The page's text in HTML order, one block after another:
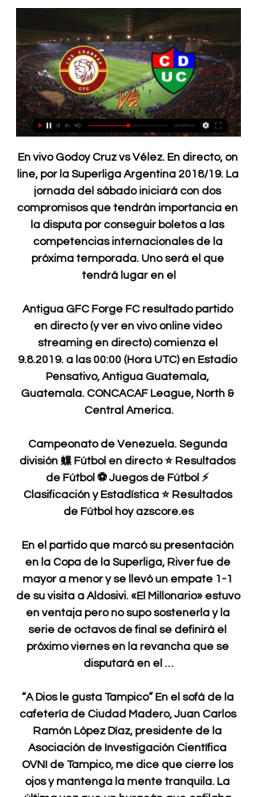
En vivo Godoy Cruz vs Vélez. En directo, on line, por la Superliga Argentina 2018/19. La jornada del sábado iniciará con dos compromisos que tendrán importancia en la disputa por conseguir boletos a las competencias internacionales de la próxima temporada. Uno será el que tendrá lugar en el

Antigua GFC Forge FC resultado partido en directo (y ver en vivo online video streaming en directo) comienza el 9.8.2019. a las 00:00 (Hora UTC) en Estadio Pensativo, Antigua Guatemala, Guatemala. CONCACAF League, North & Central America.

Campeonato de Venezuela. Segunda división 螺 Fútbol en directo ⭐ Resultados de Fútbol ⚽ Juegos de Fútbol ⚡ Clasificación y Estadística ⭐ Resultados de Fútbol hoy azscore.es

En el partido que marcó su presentación en la Copa de la Superliga, River fue de mayor a menor y se llevó un empate 1-1 de su visita a Aldosivi. «El Millonario» estuvo en ventaja pero no supo sostenerla y la serie de octavos de final se definirá el próximo viernes en la revancha que se disputará en el …

“A Dios le gusta Tampico” En el sofá de la cafetería de Ciudad Madero, Juan Carlos Ramón López Díaz, presidente de la Asociación de Investigación Científica OVNI de Tampico, me dice que cierre los ojos y mantenga la mente tranquila. La última vez que un huracán que enfilaba hacia la zona de Tampico se desvió fue en 2013.

Godoy Cruz ganó en Paraguay y Atlético Tucumán perdió en Bolivia El Tomba venció a Libertad por 2 a 1, mientras que los tucumanos cayeron por el mismo resultado ante Wilstermann.

Colombia propuso a Brasil, Bolivia, Ecuador y Perú realizar un proyecto regional de prevención frente a la catástrofe ambiental que se genera en la Amazonía por varios incendios Colombia, Chile y Venezuela ofrecen ayuda a Brasil ante incendios …

Newell's terminó con el sueño de Talleres. Newell´s bajó a Talleres de la lucha por el título. (Foto Club Atlético Newell´s Old Boys). Newell's Old Boys venció 2 a 1 a Talleres, de Córdoba, en un buen partido jugado en el Estadio Coloso Bielsa del Parque Independencia de Rosario,.

Ecuador vs. Argentina EN VIVO 10/10/2017 Eliminatorias Rusia 2018. Selección de fútbol de Argentina. Ecuador. Informe. Explorar más vídeos. Reproduciendo siguiente. 7:55 (Relato Emocionante) Argentina 0 vs Ecuador 2 (La red Ecuador) Eliminatorias Rusia 2018. La Gabyta. 3:56.

El hotel Reserva del Higuerón, patrocinador de los equipos de base de ambas entidades, acogió este viernes el acto de presentación de estos dos clubes hermanos de la Costa del Sol. Las chicas del Fuengirola El Coto y los chicos del Club Balonmano Mijas, han ido apareciendo en escena hasta completar una gran fotografía de […]

Unión Comercio - Chankas CYC Chankas CYC - Unión Comercio | 29/01/2024 | Liga 1 Betsson | Perú | Fútbol | ⭐ Mejores Cuotas de Apuestas ⚡ Resultados en vivo ✔️ Estadísticas ...

Father's Day Luncheon Pictures hace 12 horas — (DEPORTE!))) En Vivo Chankas CYC Unión Comercio vea el minuto a minuto ((hoy#)) En directo Alianza Universidad - Chankas CYC en 29 enero ...

Con respecto al encuentro clave del próximo lunes contra Belgrano en Córdoba, Galmarini combinó cautela con confianza: "Será un partido duro y complicado. Es un rival al que es complicado agarrarlo mal parado. Pero debemos preocuparnos por nosotros y mantener esta …

Este jueves se disputarán dos compromisos en Atyrá, correspondientes a los dieciseisavos de final de la Copa Paraguay. La jornada arrancará poco después del mediodía.

Pronóstico Los Chankas CYC Unión Comercio - Liga 1 hace 2 días — Pronóstico Los Chankas CYC VS Unión Comercio del 29/01/24. Predicionnes y estadísticas del partido de Liga 1 Perú de nuestros expertos en ...

Partidos Femeninos: apuestas y momios en vivo en Caliente.mx. Deportes En Vivo + Streaming Casino Casino En Vivo Slots Bingo CONTACT. Contáctenos. Caliente está ahí las 24 horas del día, todos los días del año para ayudarte. Si tienes. Dynamo Puerto FC vs UCV FC

El Real Zaragoza cumple 86 años de historia y queremos celebrarlo con todos los zaragocistas. Juega al #DesafíoRZ con QUESTIUM y gana camisetas, balones y bufandas firmadas por los jugadores del Real Zaragoza…

Crucero del Norte venció por 1 a 0 a Unión en Sunchales con gol de Francisco De Souza (44' PT); en Villa Ramallo, Douglas Haig hizo lo propio ante Defensores de Belgrano. Lionel Monzón (26' PT), en contra, se encargó de otorgarle el triunfo al equipo visitante.

Club Deportivo Los Chankas - CYC ¡NACIÓN CHANKA! 'Guerreros', ya salieron a la venta las entradas para nuestra primera fecha frente a Unión Comercio 🎟️ ¡Cómprenlas ahora por PassLine! 🏟️

Vinícius and Rodrygo signed up in Real Madrid Castilla squad Aprovechando que Takefusa Kubo tiene 18 años fue inscrito con el Juvenil A para poder estar disponible tanto para el Castilla de Raúl , como para el plantel de Zinedine Zidane , aún con demasiados pasajeros teniendo en …

Venezuela: Maduro anuncia regreso del oficialismo a Congreso.. Costa de Marfil avanzó también en la jornada, al golear 4-1 a Namibia, y aseguró el segundo lugar del Grupo D, detrás de Marruecos. Los marfileños se hicieron del boleto a la siguiente etapa al conseguir este triunfo en la última fecha.

★ Clinica Privada Velez Sarsfield ★ del valle iberlucea 2931, Lanús, Provincia de Buenos Aires, 1142411417 ★ Centros Medicos, Doctores Volver inicio de Página Redes y Localidades ACLINOR: T.E. 03525-422570 / 420113. Jesús María, Colonia Caroya,Villa del.

Un racimo de seis carreras en el quinto acto, permitió que los Bravos de León se llevaran el triunfo por pizarra de 10-7 sobre los Pericos de Puebla, destacando el bateo de Donald Lutz y Miguel Torrero al fabricar cuatro carreras de manera combinada, con esto la serie está empatada a un juego por bando.

Mingo Makes It Potte Group hace 12 horas — Chankas. Union Comercio. 106 días. Comerciantes FC. No se encontraron coincidencias. Información. Sobre el partido hoy Siria - Australia ...

Con un nivel de acuerdo que llega hoy al 75% de los grupos de negociación en los Consejos de Salarios, el gobierno presentará a mediados de mes una evaluación final y definirá en qué sectores votará para destrabar las tratativas porque entiende que ha sido suficiente el tiempo de discusión, adelantó a El País el ministro de Trabajo y.

En el arranque de la jornada 36, Riestra logrará el ascenso a la B Nacional si este viernes cosecha los tres puntos frente a Defensores Unidos. Si empata o pierde, deberá esperar hasta el lunes, pues pasará a depender del resultado de Acassuso (será local de Almirante Brown) para coronarse en esta fecha.

PSV Eindhoven 3, Heracles Almelo 1. Donyell Malen (PSV Eindhoven) remate con la derecha desde el centro del área por bajo, junto al palo izquierdo. Asistencia de Luuk de Jong. 89' Cambio en PSV Eindhoven, entra al campo Trent Sainsbury sustituyendo a Daniel Schwaab..

Colo Colo aprovecha el empate de Santiago Morning y queda como exclusivo puntero del fútbol femenino Las albas golearon como visitante a Deportes Temuco, mientras las …

Una primera experiencia exitosa le bastó a las Chivas de Guadalajara para encontrar un aliado en España y por segundo año consecutivo, canteranos rojiblancos llegaron a Europa para seguir su proceso de desarrollo y reforzar al Club Deportivo Tudelano, perteneciente a la Segunda División B de España.

Se entiende por quinta categoría del fútbol argentino a la que ocupa ese nivel en la escala de las divisiones que participan de las competiciones oficiales organizadas por …

Los Chankas vs. Unión Comercio EN VIVO hace 16 horas — Los Chankas vs. Unión Comercio EN VIVO: sigue la transmisión minuto a minuto del partido por la fecha 1 del Torneo Apertura de la Liga1.

El conjunto auriazul del Sportivo Luqueño se impuso a Libertad en su propio estadio 1-2 y conserva el liderato de manera solitaria. Hacía nueve años que el cuadro de la ciudad de la música no era tan protagonista como ahora y al menos por una semana más, ninguno de …

River Plate continúa con su mala racha y sumó una tercera derrota consecutiva, esta ve ante Patronato que lucha por mantenerse en la Superliga Argentina. River Plate cayó ante Patronato de local por la fecha 16 de la Superliga Argentina. Esta nueva derrota acrecienta la mala racha que vive el

El uso de este website (incluyendo todas y cada una de las partes y componentes) constituye una aceptación de los Términos de Uso y Política de Privacidad ( Lo Nuevo ).

En Directo: Lleida Esportiu - Real Sociedad de Fútbol SAD. Partido de Copa del Rey 2017-2018. Últimas noticias, clasificación, resultados y mucho más de Copa del Rey en La Verdad

TRANSMISIÓN DE VIDA FM Copa de Clubes 2018 Divisional A - Grupo C - 2ª Fecha Sábado 5 de Mayo 19:00 hs. Lavalleja - Ituzaingó Estadio Dr. Mario Sobrero...

Estados Unidos. Francia.. Se puede afirmar que la República Dominicana es el Resort mas grande y completo del Caribe por los kilómetros de hermosas playas que bordean sus costas y sus parajes majestuosos capaces de encantar las miradas y corazones …

Liverpool FC se enfrentará este domingo 27 de octubre al Tottenham Hotspur por la décima jornada de la Premier League. Liverpool vs Tottenham en vivo. El partido que se disputará en el estadio Anfield (Liverpool) iniciará a las 11:30 de Colombia y México, 12:30 de Miami y Chile, 13:30 de Argentina, Brasil y Uruguay y 18:30 de Madrid y El Cairo.

Los Chankas vs. Unión Comercio - 29 January 2024 hace 6 horas — Los Chankas vs. Unión Comercio - 29 January 2024 - Soccerway. live scores · Football news · Football transfer Zone · Premier League news ...

El partido entre FC København y MSK Žilina se celebrará el 19.07.2017, a la hora 15:30. El lugar del encuentro, que promete ser muy emocionante, será Telia Parken. El encuentro forma parte de los partidos de: Liga de Campeones, Fútbol. La retransmisión en internet …

Los Chankas CYC Unión Comercio en Vivo [EN VIVO] Sigue el marcador Los Chankas CYC Unión Comercio en directo y resultados del partido con nuestro livescore fútbol. Partido Liga 1 Perú